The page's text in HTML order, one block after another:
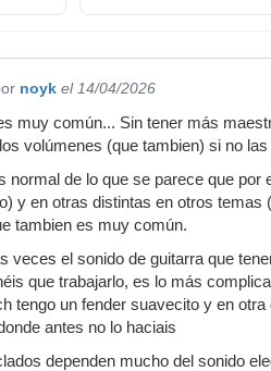
noyk el 14/04/2026
muy común... Sin tener más
volúmenes (que tambien) si no
normal de lo que se parece que
y en otras distintas en otros temas
tambien es muy común.
veces el sonido de guitarra que
que trabajarlo, es lo más
tengo un fender suavecito y en
antes no lo haciais
dependen mucho del sonido